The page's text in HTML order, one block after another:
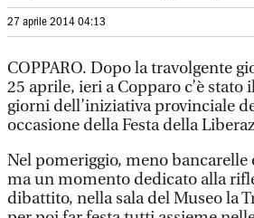
27 aprile 2014 04:13
COPPARO. Dopo la travolgente
25 aprile, ieri a Copparo c’è stato
giorni dell’iniziativa provinciale
occasione della Festa della
Nel pomeriggio, meno
ma un momento dedicato alla
dibattito, nella sala del Museo la